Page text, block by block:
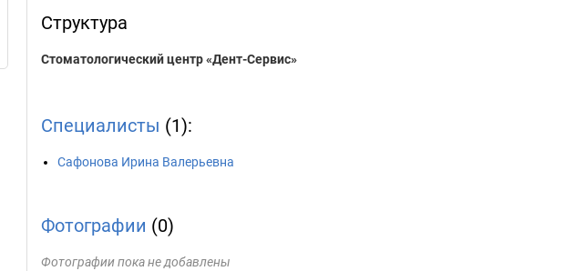
Структура
Стоматологический центр «Дент-Сервис»
Специалисты (1):
Сафонова Ирина Валерьевна
Фотографии (0)
Фотографии пока не добавлены